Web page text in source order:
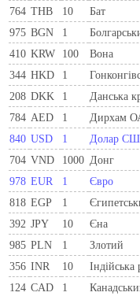
764 THB 10 Бат
975 BGN 1
410 KRW 100 Вона
344 HKD 1
208 DKK 1 Данська
784 AED 1 Дирхам
840 USD 1 Долар
704 VND 1000 Донг
978 EUR 1 Євро
818 EGP 1
392 JPY 10 Єна
985 PLN 1 Злотий
356 INR 10 Індійська
124 CAD 1